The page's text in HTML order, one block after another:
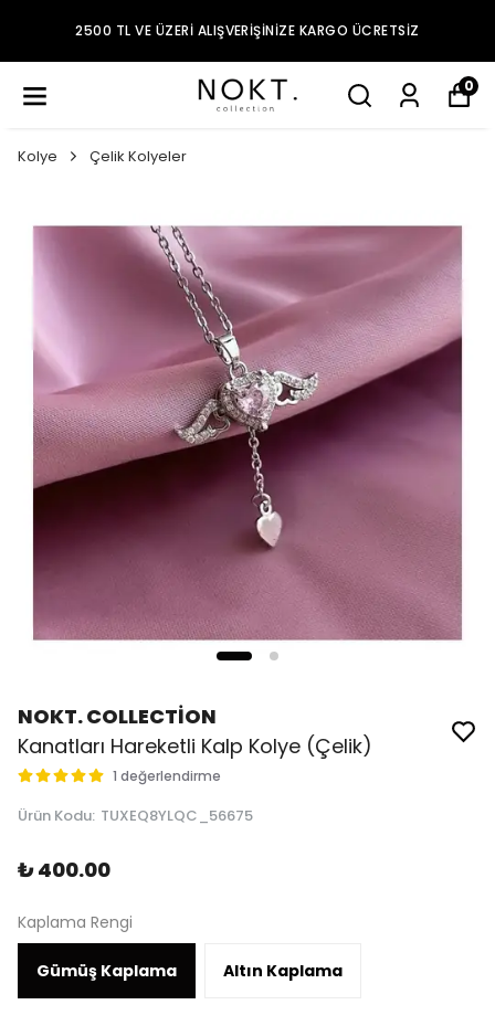
2500 TL VE ÜZERI ALIŞVERIŞINIZE KARGO ÜCRETSIZ
0
Kolye Çelik Kolyeler
NOKT. COLLECTİON
Kanatları Hareketli Kalp Kolye (Çelik)
1 değerlendirme
Ürün Kodu: TUXEQ8YLQC_56675
₺ 400.00
Kaplama Rengi
Gümüş Kaplama Altın Kaplama